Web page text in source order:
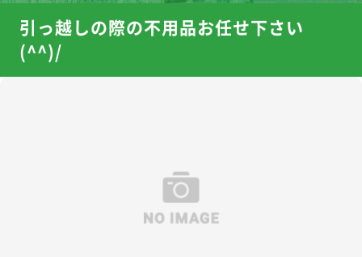
引っ越しの際の不用品お任せ下さい
(^^)/